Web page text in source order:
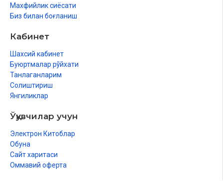
Махфийлик сиёсати
Биз билан боғланиш
Кабинет
Шахсий кабинет
Буюртмалар рўйхати
Танлаганларим
Солиштириш
Янгиликлар
Ўқувчилар учун
Электрон Китоблар
Обуна
Сайт харитаси
Оммавий оферта